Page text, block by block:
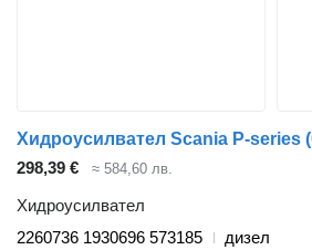
298,39 € ≈ 584,60 лв.
Хидроусилвател
2260736 1930696 573185
дизел